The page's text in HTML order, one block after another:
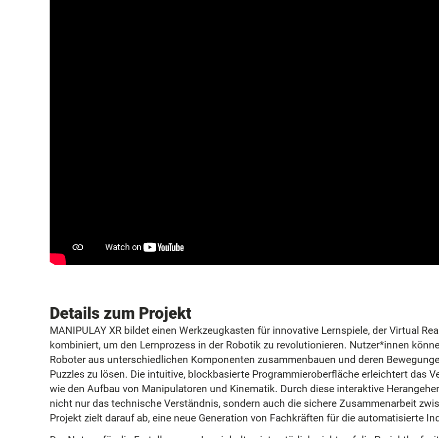
Details zum Projekt
MANIPULAY XR bildet einen Werkzeugkasten für innovative Lernspiele, der Virtual
kombiniert, um den Lernprozess in der Robotik zu revolutionieren. Nutzer*innen
Roboter aus unterschiedlichen Komponenten zusammenbauen und deren
Puzzles zu lösen. Die intuitive, blockbasierte Programmieroberfläche erleichtert das
wie den Aufbau von Manipulatoren und Kinematik. Durch diese interaktive
nicht nur das technische Verständnis, sondern auch die sichere Zusammenarbeit
Projekt zielt darauf ab, eine neue Generation von Fachkräften für die automatisierte